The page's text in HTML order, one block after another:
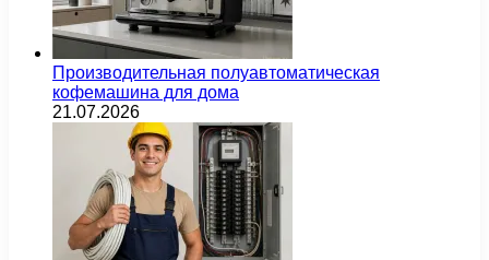
Производительная полуавтоматическая
кофемашина для дома
21.07.2026